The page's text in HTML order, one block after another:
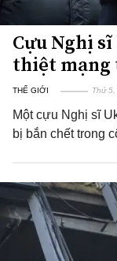
Cựu Nghị
thiệt mạng
THẾ GIỚI Thứ
Một cựu Nghị sĩ
bị bắn chết trong